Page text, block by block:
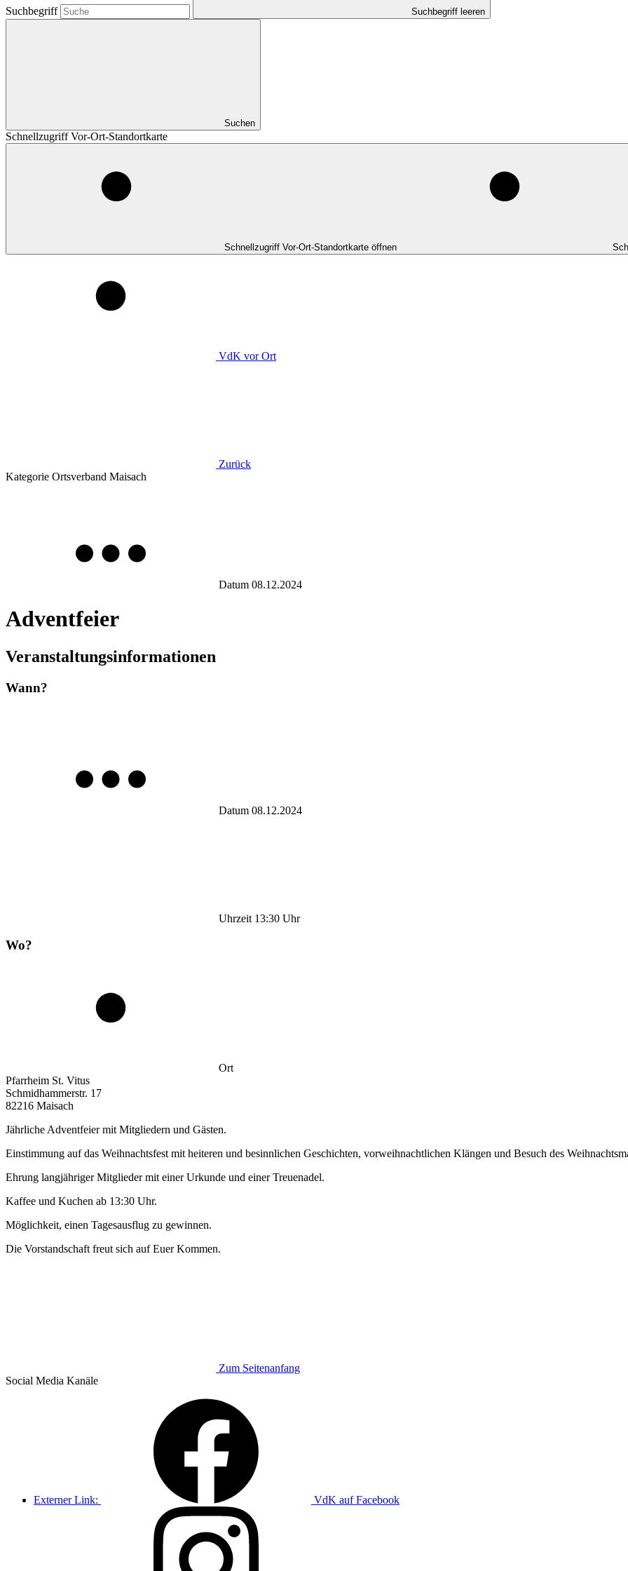
Suchbegriff Suchbegriff leeren
Suchen
Schnellzugriff Vor-Ort-Standortkarte
Schnellzugriff Vor-Ort-Standortkarte öffnen
VdK vor Ort
Zurück
Kategorie Ortsverband Maisach
Datum 08.12.2024
Adventfeier
Veranstaltungsinformationen
Wann?
Datum 08.12.2024
Uhrzeit 13:30 Uhr
Wo?
Ort
Pfarrheim St. Vitus
Schmidhammerstr. 17
82216 Maisach
Jährliche Adventfeier mit Mitgliedern und Gästen.
Einstimmung auf das Weihnachtsfest mit heiteren und besinnlichen Geschichten, vorweihnachtlichen Klängen und Besuch des
Ehrung langjähriger Mitglieder mit einer Urkunde und einer Treuenadel.
Kaffee und Kuchen ab 13:30 Uhr.
Möglichkeit, einen Tagesausflug zu gewinnen.
Die Vorstandschaft freut sich auf Euer Kommen.
Zum Seitenanfang
Social Media Kanäle
Externer Link: VdK auf Facebook